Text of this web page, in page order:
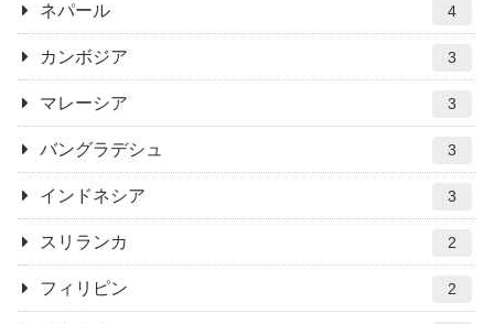
ネパール 4
カンボジア 3
マレーシア 3
バングラデシュ 3
インドネシア 3
スリランカ 2
フィリピン 2